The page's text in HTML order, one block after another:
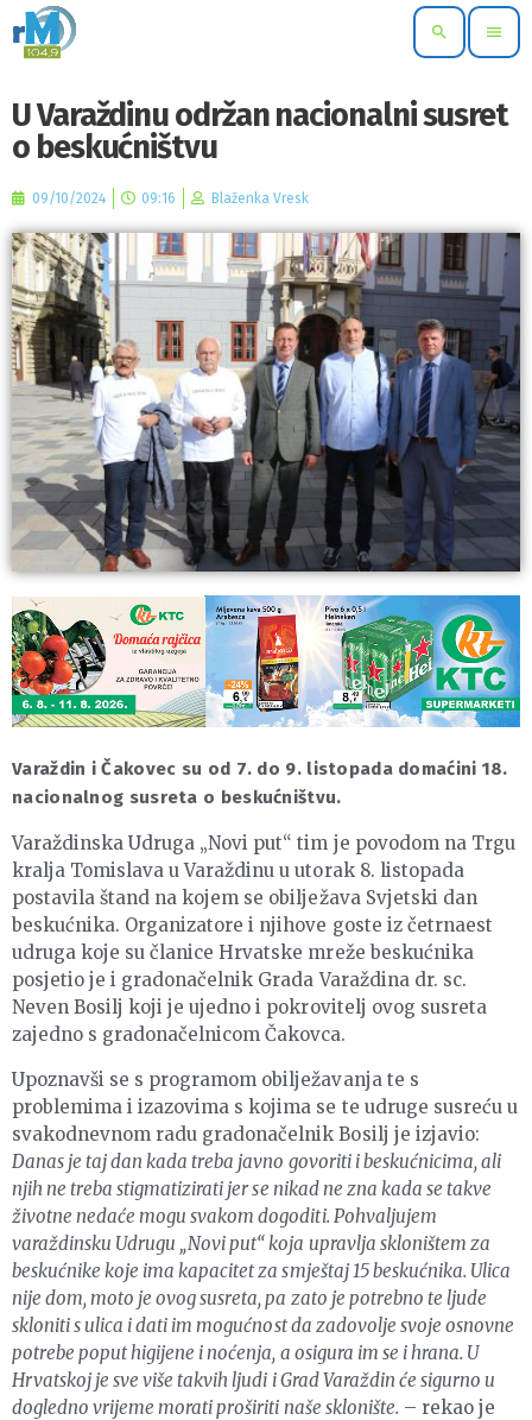
search menu
U Varaždinu održan nacionalni susret
o beskućništvu
09/10/2024 09:16 Blaženka Vresk
Varaždin i Čakovec su od 7. do 9. listopada domaćini 18.
nacionalnog susreta o beskućništvu.
Varaždinska Udruga „Novi put“ tim je povodom na Trgu
kralja Tomislava u Varaždinu u utorak 8. listopada
postavila štand na kojem se obilježava Svjetski dan
beskućnika. Organizatore i njihove goste iz četrnaest
udruga koje su članice Hrvatske mreže beskućnika
posjetio je i gradonačelnik Grada Varaždina dr. sc.
Neven Bosilj koji je ujedno i pokrovitelj ovog susreta
zajedno s gradonačelnicom Čakovca.
Upoznavši se s programom obilježavanja te s
problemima i izazovima s kojima se te udruge susreću u
svakodnevnom radu gradonačelnik Bosilj je izjavio:
Danas je taj dan kada treba javno govoriti i beskućnicima, ali
njih ne treba stigmatizirati jer se nikad ne zna kada se takve
životne nedaće mogu svakom dogoditi. Pohvaljujem
varaždinsku Udrugu „Novi put“ koja upravlja skloništem za
beskućnike koje ima kapacitet za smještaj 15 beskućnika. Ulica
nije dom, moto je ovog susreta, pa zato je potrebno te ljude
skloniti s ulica i dati im mogućnost da zadovolje svoje osnovne
potrebe poput higijene i noćenja, a osigura im se i hrana. U
Hrvatskoj je sve više takvih ljudi i Grad Varaždin će sigurno u
dogledno vrijeme morati proširiti naše sklonište. – rekao je